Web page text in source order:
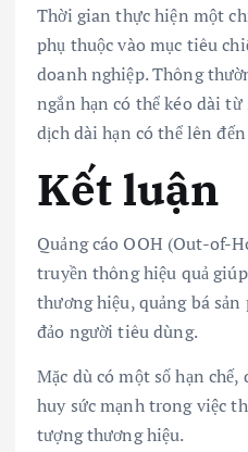
Thời gian thực hiện một
phụ thuộc vào mục tiêu
doanh nghiệp. Thông
ngắn hạn có thể kéo dài
dịch dài hạn có thể lên
Kết luận
Quảng cáo OOH (Out-of-
truyền thông hiệu quả
thương hiệu, quảng bá
đảo người tiêu dùng.
Mặc dù có một số hạn
huy sức mạnh trong việc
tượng thương hiệu.